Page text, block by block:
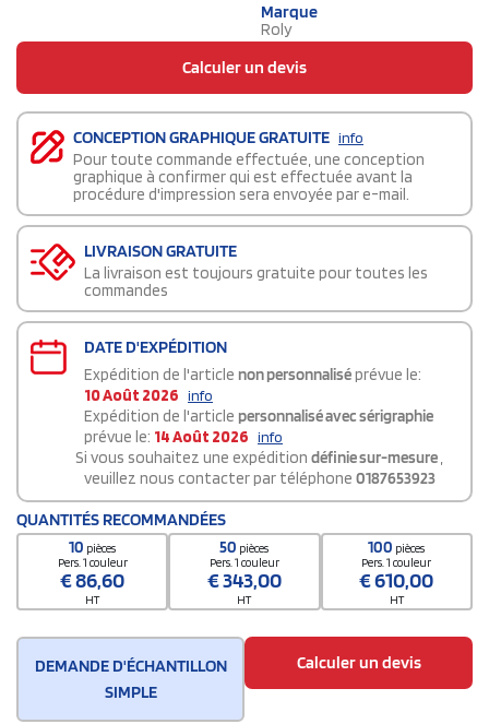
Marque
Roly
Calculer un devis
CONCEPTION GRAPHIQUE GRATUITE info
Pour toute commande effectuée, une conception
graphique à confirmer qui est effectuée avant la
procédure d'impression sera envoyée par e-mail.
LIVRAISON GRATUITE
La livraison est toujours gratuite pour toutes les
commandes
DATE D'EXPÉDITION
Expédition de l'article non personnaliséprévue le:
10 Août 2026 info
Expédition de l'article personnalisé avec sérigraphie
prévue le: 14 Août 2026 info
Si vous souhaitez une expédition définie sur-mesure,
veuillez nous contacter par téléphone 0187653923
QUANTITÉS RECOMMANDÉES
10 pièces
Pers. 1 couleur
€86,60
HT
50 pièces
Pers. 1 couleur
€343,00
HT
100 pièces
Pers. 1 couleur
€610,00
HT
DEMANDE D'ÉCHANTILLON
SIMPLE
Calculer un devis